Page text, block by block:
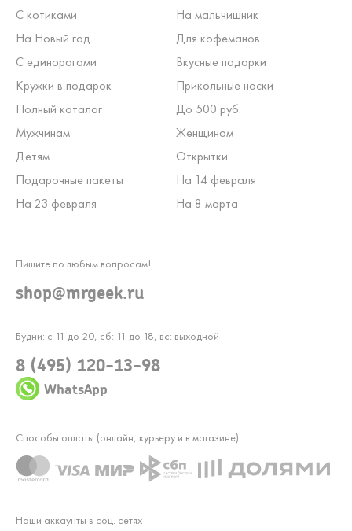
С котиками
На мальчишник
На Новый год
Для кофеманов
С единорогами
Вкусные подарки
Кружки в подарок
Прикольные носки
Полный каталог
До 500 руб.
Мужчинам
Женщинам
Детям
Открытки
Подарочные пакеты
На 14 февраля
На 23 февраля
На 8 марта
Будни: с 11 до 20, сб: 11 до 18, вс: выходной
8 (495) 120-13-98
WhatsApp
Пишите по любым вопросам!
shop@mrgeek.ru
Наши аккаунты в соц. сетях
Способы оплаты (онлайн, курьеру и в магазине)